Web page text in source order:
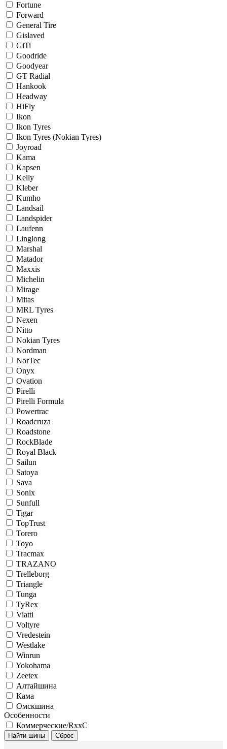
Fortune
Forward
General Tire
Gislaved
GiTi
Goodride
Goodyear
GT Radial
Hankook
Headway
HiFly
Ikon
Ikon Tyres
Ikon Tyres (Nokian Tyres)
Joyroad
Kama
Kapsen
Kelly
Kleber
Kumho
Landsail
Landspider
Laufenn
Linglong
Marshal
Matador
Maxxis
Michelin
Mirage
Mitas
MRL Tyres
Nexen
Nitto
Nokian Tyres
Nordman
NorTec
Onyx
Ovation
Pirelli
Pirelli Formula
Powertrac
Roadcruza
Roadstone
RockBlade
Royal Black
Sailun
Satoya
Sava
Sonix
Sunfull
Tigar
TopTrust
Torero
Toyo
Tracmax
TRAZANO
Trelleborg
Triangle
Tunga
TyRex
Viatti
Voltyre
Vredestein
Westlake
Winrun
Yokohama
Zeetex
Алтайшина
Кама
Омскшина
Особенности
Коммерческие/RxxC
Найти шины Сброс